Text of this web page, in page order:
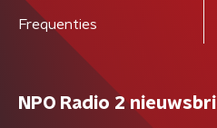
Frequenties
NPO Radio 2